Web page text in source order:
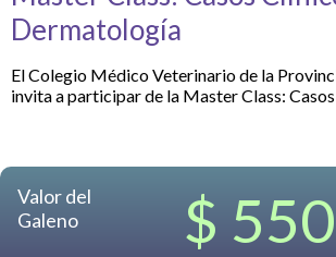
Dermatología
El Colegio Médico Veterinario de la
invita a participar de la Master Class:
Valor del
Galeno
$